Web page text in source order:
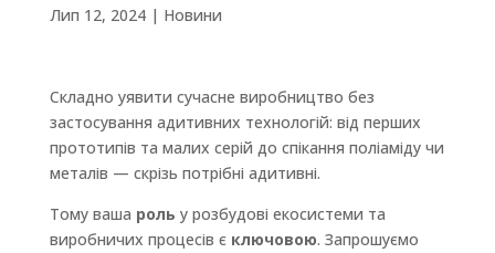
Лип 12, 2024| Новини
Складно уявити сучасне виробництво без
застосування адитивних технологій: від перших
прототипів та малих серій до спікання поліаміду чи
металів — скрізь потрібні адитивні.
Тому ваша роль у розбудові екосистеми та
виробничих процесів є ключовою. Запрошуємо